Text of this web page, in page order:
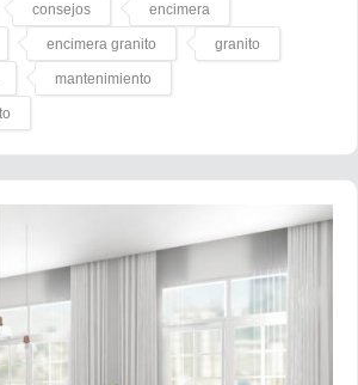
consejos encimera
encimera granito granito
mantenimiento